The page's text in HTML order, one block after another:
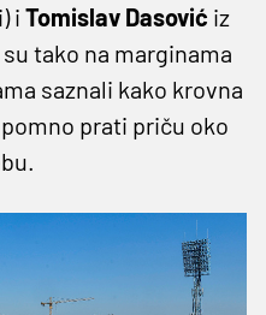
i Tomislav Dasović iz
tako na marginama
saznali kako krovna
prati priču oko